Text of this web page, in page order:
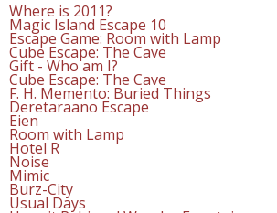
Where is 2011?
Magic Island Escape 10
Escape Game: Room with Lamp
Cube Escape: The Cave
Gift - Who am I?
Cube Escape: The Cave
F. H. Memento: Buried Things
Deretaraano Escape
Eien
Room with Lamp
Hotel R
Noise
Mimic
Burz-City
Usual Days